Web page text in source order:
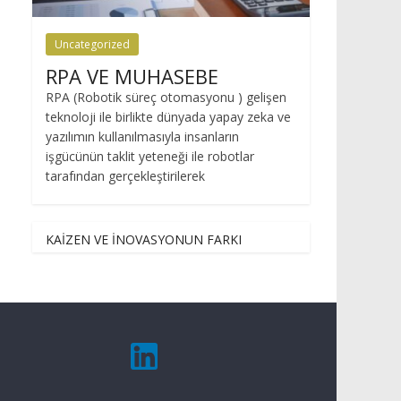
Uncategorized
RPA VE MUHASEBE
RPA (Robotik süreç otomasyonu ) gelişen
teknoloji ile birlikte dünyada yapay zeka ve
yazılımın kullanılmasıyla insanların
işgücünün taklit yeteneği ile robotlar
tarafından gerçekleştirilerek
KAİZEN VE İNOVASYONUN FARKI